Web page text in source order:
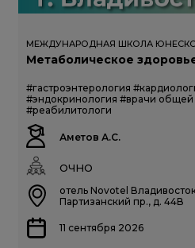
МЕЖДУНАРОДНАЯ ШКОЛА
Метаболическое
#гастроэнтерология
#эндокринология #врачи общей
#реабилитологи
Аметов А.С.
ОЧНО
отель Novotel
Партизанский пр., д. 44В
11 сентября 2026